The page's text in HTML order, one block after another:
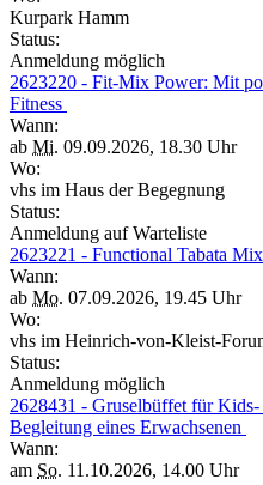
Kurpark Hamm
Status:
Anmeldung möglich
2623220 - Fit-Mix Power: Mit
Fitness
Wann:
ab Mi. 09.09.2026, 18.30 Uhr
Wo:
vhs im Haus der Begegnung
Status:
Anmeldung auf Warteliste
2623221 - Functional Tabata Mix
Wann:
ab Mo. 07.09.2026, 19.45 Uhr
Wo:
vhs im Heinrich-von-Kleist-
Status:
Anmeldung möglich
2628431 - Gruselbüffet für
Begleitung eines Erwachsenen
Wann:
am So. 11.10.2026, 14.00 Uhr